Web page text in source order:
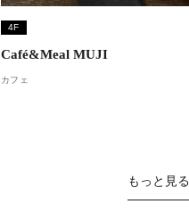
4F
Café&Meal MUJI
カフェ
もっと見る